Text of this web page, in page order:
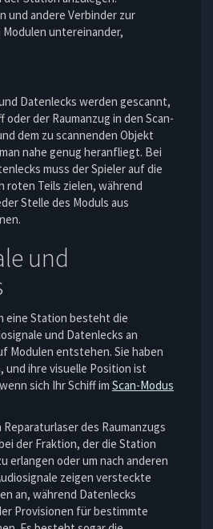
und andere Verbinder zur
untereinander,
Datenlecks werden gescannt,
oder der Raumanzug in den Scan-
dem zu scannenden Objekt
nahe genug heranfliegt. Bei
muss der Spieler auf die
roten Teils zielen, während
Stelle des Moduls aus
und
eine Station besteht die
und Datenlecks an
Modulen entstehen. Sie haben
und ihre visuelle Position ist
sich Ihr Schiff im Scan-Modus
des Raumanzugs
der Fraktion, der die Station
erlangen oder um nach anderen
zeigen versteckte
an, während Datenlecks
Provisionen für bestimmte